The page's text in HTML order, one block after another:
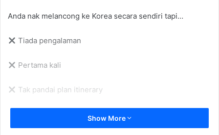
Anda nak melancong ke Korea secara sendiri tapi…
Tiada pengalaman
Pertama kali
Tak pandai plan itinerary
Tak cukup masa buat itinerary
Show More